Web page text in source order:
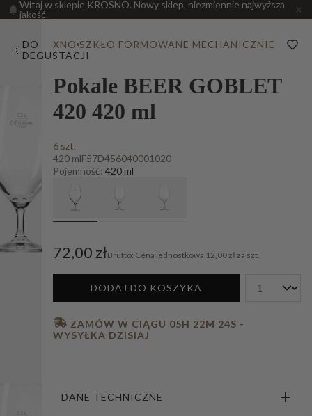
Witaj w sklepie KROSNO. Nowy sklep, niezmiennie najwyższa
jakość.
DO
DEGUSTACJI
XNO SZKŁO FORMOWANE MECHANICZNIE
Pokale BEER GOBLET
420 420 ml
6 szt.
420 mlF57D456040001020
Pojemność: 420 ml
72,00 zł Cena jednostkowa 12,00 zł za szt.
DODAJ DO KOSZYKA
DANE TECHNICZNE
ZAMÓW W CIĄGU 05H 22M 23S -
WYSYŁKA DZISIAJ